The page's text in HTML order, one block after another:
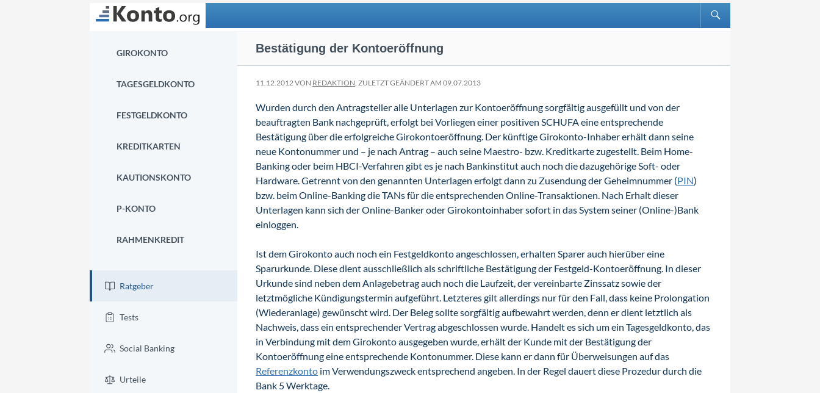
Suchen
Bestätigung der Kontoeröffnung
11.12.2012 VON REDAKTION, ZULETZT GEÄNDERT AM 09.07.2013
Wurden durch den Antragsteller alle Unterlagen zur Kontoeröffnung sorgfältig ausgefüllt und von der
beauftragten Bank nachgeprüft, erfolgt bei Vorliegen einer positiven SCHUFA eine entsprechende
Bestätigung über die erfolgreiche Girokontoeröffnung. Der künftige Girokonto-Inhaber erhält dann seine
neue Kontonummer und – je nach Antrag – auch seine Maestro- bzw. Kreditkarte zugestellt. Beim Home-
Banking oder beim HBCI-Verfahren gibt es je nach Bankinstitut auch noch die dazugehörige Soft- oder
Hardware. Getrennt von den genannten Unterlagen erfolgt dann zu Zusendung der Geheimnummer (PIN)
bzw. beim Online-Banking die TANs für die entsprechenden Online-Transaktionen. Nach Erhalt dieser
Unterlagen kann sich der Online-Banker oder Girokontoinhaber sofort in das System seiner (Online-)Bank
einloggen.
Ist dem Girokonto auch noch ein Festgeldkonto angeschlossen, erhalten Sparer auch hierüber eine
Sparurkunde. Diese dient ausschließlich als schriftliche Bestätigung der Festgeld-Kontoeröffnung. In dieser
Urkunde sind neben dem Anlagebetrag auch noch die Laufzeit, der vereinbarte Zinssatz sowie der
letztmögliche Kündigungstermin aufgeführt. Letzteres gilt allerdings nur für den Fall, dass keine Prolongation
(Wiederanlage) gewünscht wird. Der Beleg sollte sorgfältig aufbewahrt werden, denn er dient letztlich als
Nachweis, dass ein entsprechender Vertrag abgeschlossen wurde. Handelt es sich um ein Tagesgeldkonto, das
in Verbindung mit dem Girokonto ausgegeben wurde, erhält der Kunde mit der Bestätigung der
Kontoeröffnung eine entsprechende Kontonummer. Diese kann er dann für Überweisungen auf das
Referenzkonto im Verwendungszweck entsprechend angeben. In der Regel dauert diese Prozedur durch die
Bank 5 Werktage.
GIROKONTO
TAGESGELDKONTO
FESTGELDKONTO
KREDITKARTEN
KAUTIONSKONTO
P-KONTO
RAHMENKREDIT
Ratgeber
Tests
Social Banking
Urteile